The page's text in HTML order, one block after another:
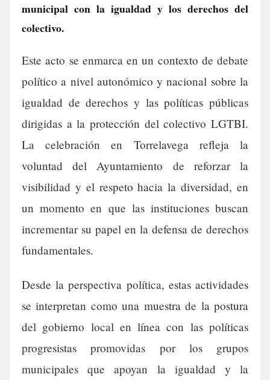
municipal con la igualdad y los derechos del
colectivo.
Este acto se enmarca en un contexto de debate
político a nivel autonómico y nacional sobre la
igualdad de derechos y las políticas públicas
dirigidas a la protección del colectivo LGTBI.
La celebración en Torrelavega refleja la
voluntad del Ayuntamiento de reforzar la
visibilidad y el respeto hacia la diversidad, en
un momento en que las instituciones buscan
incrementar su papel en la defensa de derechos
fundamentales.
Desde la perspectiva política, estas actividades
se interpretan como una muestra de la postura
del gobierno local en línea con las políticas
progresistas promovidas por los grupos
municipales que apoyan la igualdad y la